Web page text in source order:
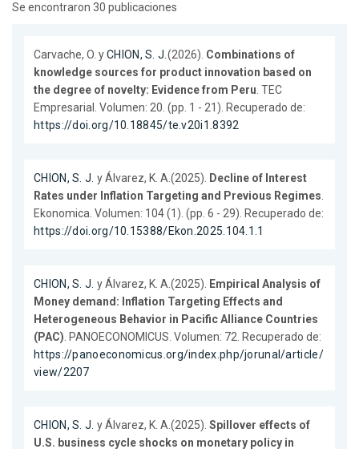
Se encontraron 30 publicaciones
Carvache, O. yCHION, S. J.(2026). Combinations of
knowledge sources for product innovation based on
the degree of novelty: Evidence from Peru. TEC
Empresarial. Volumen: 20. (pp. 1 - 21). Recuperado de:
https://doi.org/10.18845/te.v20i1.8392
CHION, S. J. y Álvarez, K. A.(2025). Decline of Interest
Rates under Inflation Targeting and Previous Regimes.
Ekonomica. Volumen: 104 (1). (pp. 6 - 29). Recuperado de:
https://doi.org/10.15388/Ekon.2025.104.1.1
CHION, S. J. y Álvarez, K. A.(2025). Empirical Analysis of
Money demand: Inflation Targeting Effects and
Heterogeneous Behavior in Pacific Alliance Countries
(PAC). PANOECONOMICUS. Volumen: 72. Recuperado de:
https://panoeconomicus.org/index.php/jorunal/article/
view/2207
CHION, S. J. y Álvarez, K. A.(2025). Spillover effects of
U.S. business cycle shocks on monetary policy in